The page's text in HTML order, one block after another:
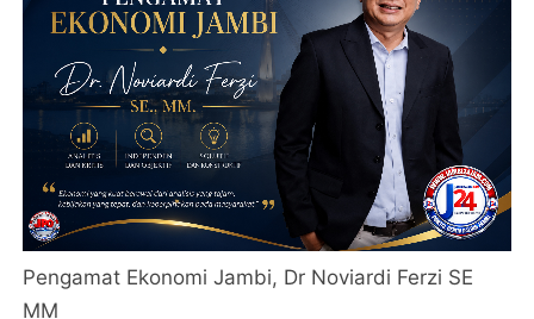
Pengamat Ekonomi Jambi, Dr Noviardi Ferzi SE
MM